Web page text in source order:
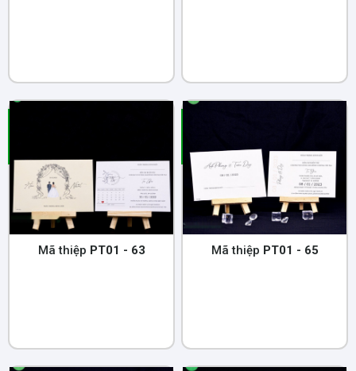
Mã thiệp PT01 - 63 Mã thiệp PT01 - 65